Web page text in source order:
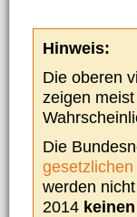
Hinweis:
Die oberen
zeigen
Die
werden
2014